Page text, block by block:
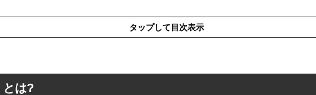
タップして目次表示
とは?